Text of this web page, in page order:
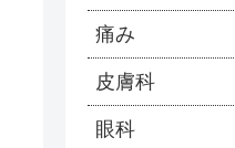
痛み
皮膚科
眼科